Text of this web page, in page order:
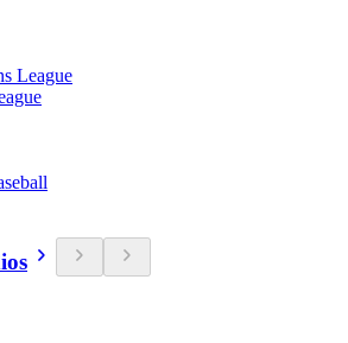
League